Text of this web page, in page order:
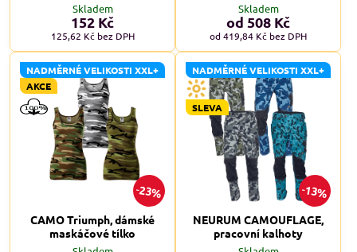
Skladem
152 Kč
125,62 Kč bez DPH
Skladem
od 508 Kč
od 419,84 Kč bez DPH
23%
NADMĚRNÉ VELIKOSTI XXL+
AKCE
CAMO Triumph, dámské
maskáčové tílko
13%
NADMĚRNÉ VELIKOSTI XXL+
SLEVA
NEURUM CAMOUFLAGE,
pracovní kalhoty